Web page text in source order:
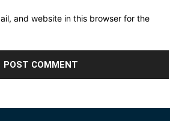
and website in this browser for the